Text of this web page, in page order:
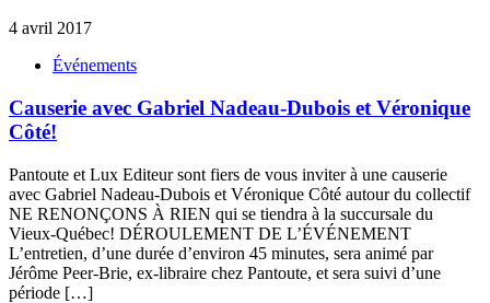
4 avril 2017
Événements
Causerie avec Gabriel Nadeau-Dubois et Véronique
Côté!
Pantoute et Lux Editeur sont fiers de vous inviter à une causerie
avec Gabriel Nadeau-Dubois et Véronique Côté autour du collectif
NE RENONÇONS À RIEN qui se tiendra à la succursale du
Vieux-Québec! DÉROULEMENT DE L’ÉVÉNEMENT
L’entretien, d’une durée d’environ 45 minutes, sera animé par
Jérôme Peer-Brie, ex-libraire chez Pantoute, et sera suivi d’une
période […]